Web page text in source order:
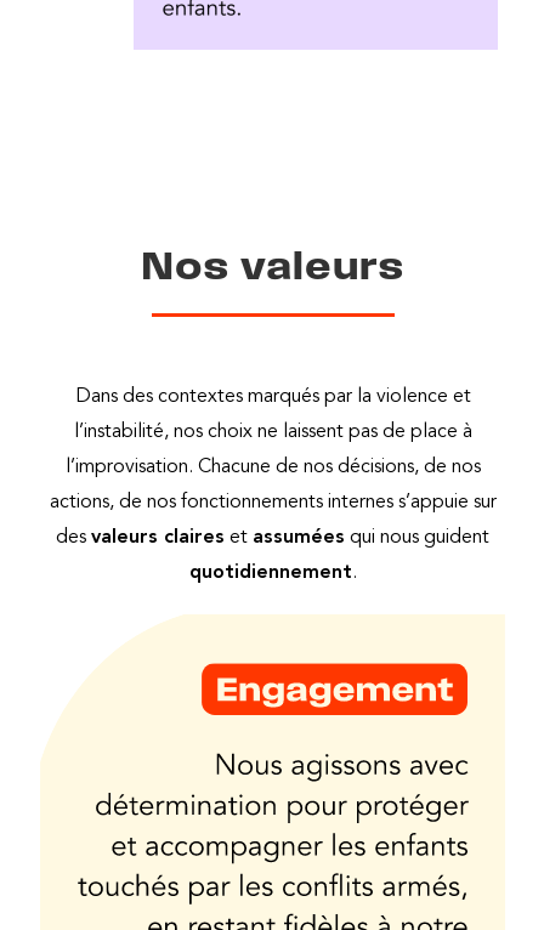
Nos valeurs
Dans des contextes marqués par la violence et
l’instabilité, nos choix ne laissent pas de place à
l’improvisation. Chacune de nos décisions, de nos
actions, de nos fonctionnements internes s’appuie sur
des valeurs claires et assumées qui nous guident
quotidiennement.